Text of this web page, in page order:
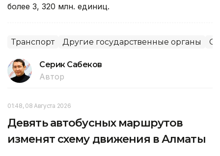
более 3, 320 млн. единиц.
Транспорт Другие государственные органы
Серик Сабеков
Автор
01:48, 08 Августа 2026
Девять автобусных маршрутов
изменят схему движения в Алматы